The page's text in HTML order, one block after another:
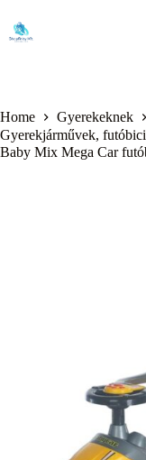
content
Home Gyerekeknek
Gyerekjárművek,
Baby Mix Mega Car